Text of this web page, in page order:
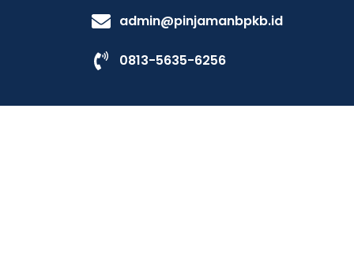
admin@pinjamanbpkb.id
0813-5635-6256